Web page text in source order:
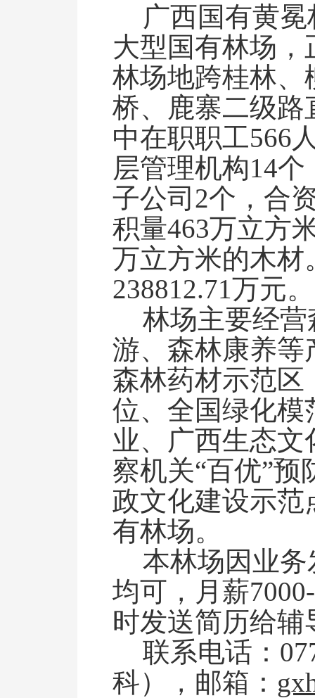
广西国有黄
大型国有林场
林场地跨桂林、
桥、鹿寨二级路
中在职职工566
层管理机构14
子公司2个，合
积量463万立方
万立方米的木材
238812.71万元。
林场主要经
游、森林康养等
森林药材示范
位、 全国绿化模
业、广西生态
察机关“百优”
政文化建设示范
有林场。
本林场因业
均可，月薪
时发送简历给辅
联系电话：
科），邮箱：